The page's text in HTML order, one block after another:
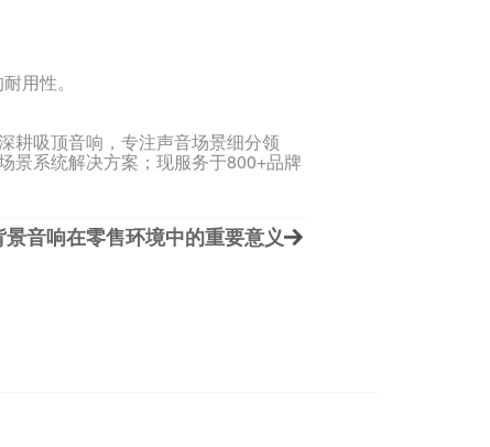
用性。
耕吸顶音响，专注声音场景细分领
景系统解决方案；现服务于800+品牌
景音响在零售环境中的重要意义